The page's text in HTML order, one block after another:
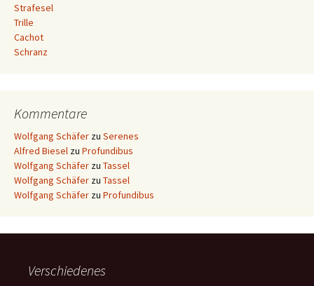
Strafesel
Trille
Cachot
Schranz
Kommentare
Wolfgang Schäfer zu Serenes
Alfred Biesel zu Profundibus
Wolfgang Schäfer zu Tassel
Wolfgang Schäfer zu Tassel
Wolfgang Schäfer zu Profundibus
Verschiedenes